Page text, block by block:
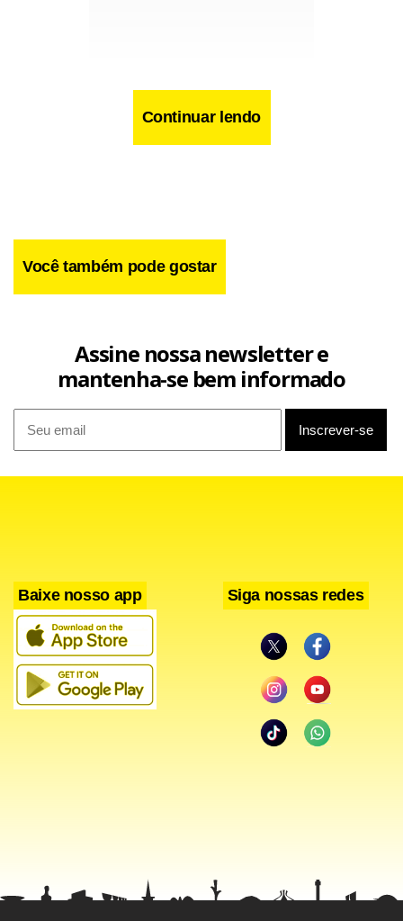
Facebook
WhatsApp
LinkedIn
Twitter
X Telegram
Share
Continuar lendo
Você também pode gostar
Assine nossa newsletter e
mantenha-se bem informado
Baixe nosso app Siga nossas redes